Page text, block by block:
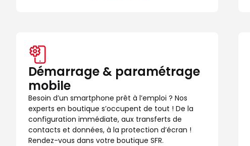
Démarrage & paramétrage
mobile
Besoin d’un smartphone prêt à l’emploi ? Nos
experts en boutique s’occupent de tout ! De la
configuration immédiate, aux transferts de
contacts et données, à la protection d’écran !
Rendez-vous dans votre boutique SFR.